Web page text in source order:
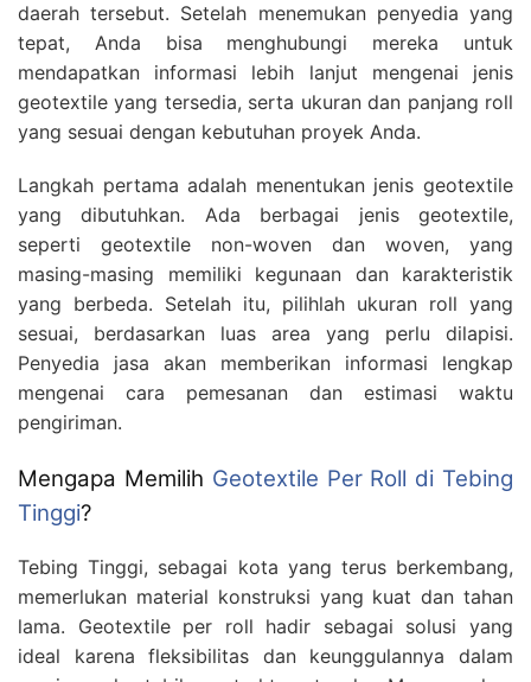
daerah tersebut. Setelah menemukan penyedia yang
tepat, Anda bisa menghubungi mereka untuk
mendapatkan informasi lebih lanjut mengenai jenis
geotextile yang tersedia, serta ukuran dan panjang roll
yang sesuai dengan kebutuhan proyek Anda.
Langkah pertama adalah menentukan jenis geotextile
yang dibutuhkan. Ada berbagai jenis geotextile,
seperti geotextile non-woven dan woven, yang
masing-masing memiliki kegunaan dan karakteristik
yang berbeda. Setelah itu, pilihlah ukuran roll yang
sesuai, berdasarkan luas area yang perlu dilapisi.
Penyedia jasa akan memberikan informasi lengkap
mengenai cara pemesanan dan estimasi waktu
pengiriman.
Mengapa Memilih Geotextile Per Roll di Tebing
Tinggi?
Tebing Tinggi, sebagai kota yang terus berkembang,
memerlukan material konstruksi yang kuat dan tahan
lama. Geotextile per roll hadir sebagai solusi yang
ideal karena fleksibilitas dan keunggulannya dalam